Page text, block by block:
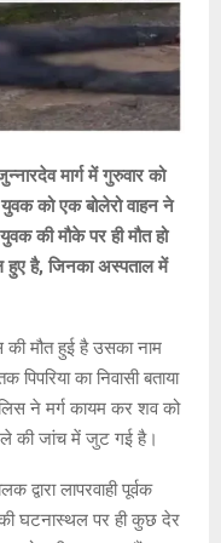
मार्ग में गुरुवार को
को एक बोलेरो वाहन ने
की मौके पर ही मौत हो
हुए है, जिनका अस्पताल में
मौत हुई है उसका नाम
का निवासी बताया
ने मर्ग कायम कर शव को
की जांच में जुट गई है।
द्वारा लापरवाही पूर्वक
घटनास्थल पर ही कुछ देर